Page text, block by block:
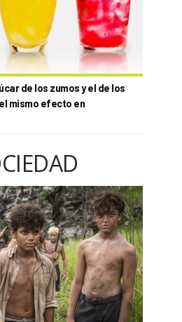
de los zumos y el de los
mismo efecto en